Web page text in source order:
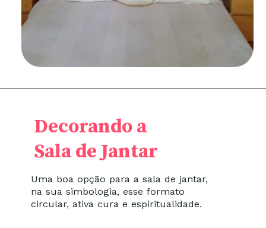
Uma boa opção para a sala de jantar,
na sua simbologia, esse formato
circular, ativa cura e espiritualidade.
Decorando a
Sala de Jantar